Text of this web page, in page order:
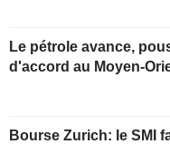
Le pétrole avance,
d'accord au Moyen-
Bourse Zurich: le SMI